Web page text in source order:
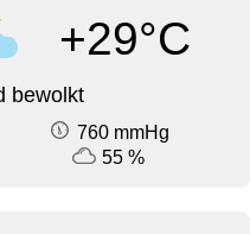
+29°C
bewolkt
760 mmHg
55 %